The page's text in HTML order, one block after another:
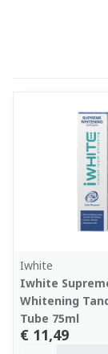
Iwhite
Iwhite
Whitening
Tube 75ml
€ 11,49